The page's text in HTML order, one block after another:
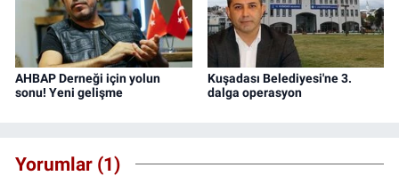
AHBAP Derneği için yolun
sonu! Yeni gelişme
Kuşadası Belediyesi'ne 3.
dalga operasyon
Yorumlar (1)